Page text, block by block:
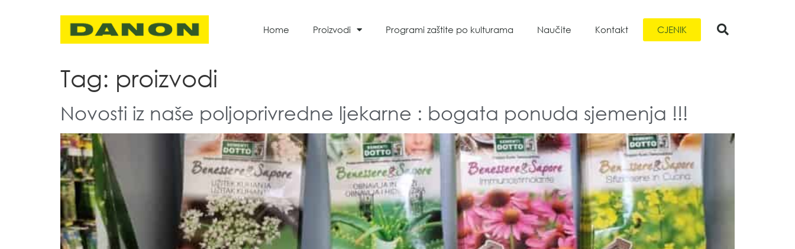
Home Proizvodi Programi zaštite po kulturama Naučite Kontakt CJENIK
Tag: proizvodi
Novosti iz naše poljoprivredne ljekarne : bogata ponuda sjemenja !!!